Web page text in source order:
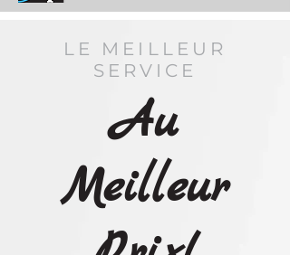
LE MEILLEUR
SERVICE
Au
Meilleur